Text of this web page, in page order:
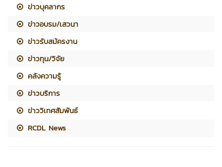
ข่าวบุคลากร
ข่าวอบรม/เสวนา
ข่าวรับสมัครงาน
ข่าวทุน/วิจัย
คลังความรู้
ข่าวบริการ
ข่าววิเทศสัมพันธ์
RCDL News